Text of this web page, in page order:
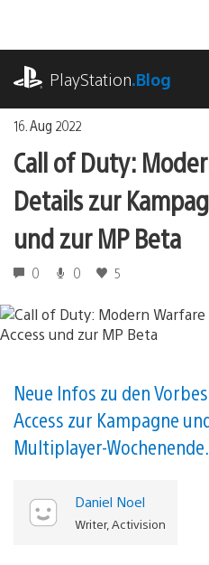
springen
PlayStation.Blog
16. Aug 2022
Call of Duty:
Details zur
und zur MP Beta
0 0 5
Neue Infos zu den
Access zur Kampagne
Multiplayer-Wochenende.
Daniel Noel
Writer, Activision